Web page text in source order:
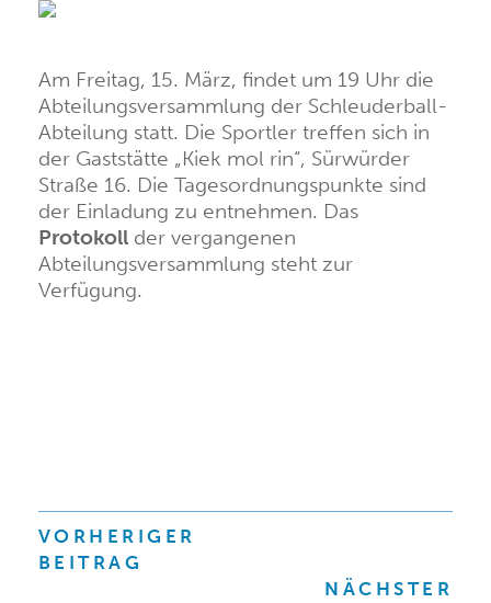
Am Freitag, 15. März, findet um 19 Uhr die
Abteilungsversammlung der Schleuderball-
Abteilung statt. Die Sportler treffen sich in
der Gaststätte „Kiek mol rin“, Sürwürder
Straße 16. Die Tagesordnungspunkte sind
der Einladung zu entnehmen. Das
Protokoll der vergangenen
Abteilungsversammlung steht zur
Verfügung.
BEITRAGSNAVIGATION
VORHERIGER
BEITRAG
NÄCHSTER